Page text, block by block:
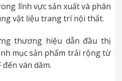
lĩnh vực sản xuất và phân
vật liệu trang trí nội thất.
thương hiệu dẫn đầu thị
mục sản phẩm trải rộng từ
đến ván dăm.